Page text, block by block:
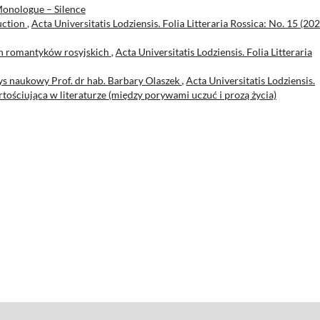
– Silence
,Acta Universitatis Lodziensis. Folia Litteraria Rossica: No. 15
romantyków rosyjskich ,Acta Universitatis Lodziensis. Folia Litteraria
naukowy Prof. dr hab. Barbary Olaszek,Acta Universitatis Lodziensis.
w literaturze (między porywami uczuć i prozą życia)